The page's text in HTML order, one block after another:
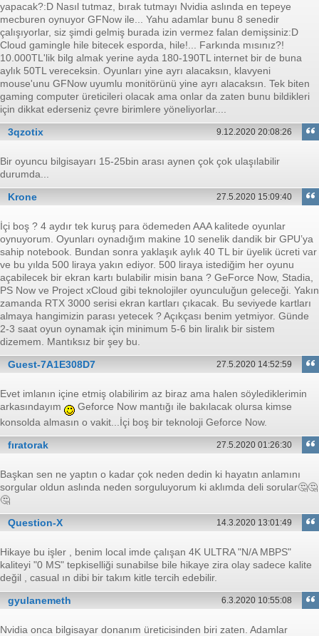
yapacak?:D Nasıl tutmaz, bırak tutmayı Nvidia aslında en tepeye
mecburen oynuyor GFNow ile... Yahu adamlar bunu 8 senedir
çalışıyorlar, siz şimdi gelmiş burada izin vermez falan demişsiniz:D
Cloud gamingle hile bitecek esporda, hile!... Farkında mısınız?!
10.000TL'lik bilg almak yerine ayda 180-190TL internet bir de buna
aylık 50TL vereceksin. Oyunları yine ayrı alacaksın, klavyeni
mouse'unu GFNow uyumlu monitörünü yine ayrı alacaksın. Tek biten
gaming computer üreticileri olacak ama onlar da zaten bunu bildikleri
için dikkat ederseniz çevre birimlere yöneliyorlar....
3qzotix
9.12.2020 20:08:26
Bir oyuncu bilgisayarı 15-25bin arası aynen çok çok ulaşılabilir
durumda...
Krone
27.5.2020 15:09:40
İçi boş ? 4 aydır tek kuruş para ödemeden AAA kalitede oyunlar
oynuyorum. Oyunları oynadığım makine 10 senelik dandik bir GPU’ya
sahip notebook. Bundan sonra yaklaşık aylık 40 TL bir üyelik ücreti var
ve bu yılda 500 liraya yakın ediyor. 500 liraya istediğim her oyunu
açabilecek bir ekran kartı bulabilir misin bana ? GeForce Now, Stadia,
PS Now ve Project xCloud gibi teknolojiler oyunculuğun geleceği. Yakın
zamanda RTX 3000 serisi ekran kartları çıkacak. Bu seviyede kartları
almaya hangimizin parası yetecek ? Açıkçası benim yetmiyor. Günde
2-3 saat oyun oynamak için minimum 5-6 bin liralık bir sistem
dizemem. Mantıksız bir şey bu.
Guest-7A1E308D7
27.5.2020 14:52:59
Evet imlanın içine etmiş olabilirim az biraz ama halen söylediklerimin
arkasındayım
Geforce Now mantığı ile bakılacak olursa kimse
konsolda almasın o vakit...İçi boş bir teknoloji Geforce Now.
fıratorak 27.5.2020 01:26:30
Başkan sen ne yaptın o kadar çok neden dedin ki hayatın anlamını
sorgular oldun aslında neden sorguluyorum ki aklımda deli sorular🤔🤔
🤔
Question-X
14.3.2020 13:01:49
Hikaye bu işler , benim local imde çalışan 4K ULTRA "N/A MBPS"
kaliteyi "0 MS" tepkiselliği sunabilse bile hikaye zira olay sadece kalite
değil , casual ın dibi bir takım kitle tercih edebilir.
gyulanemeth
6.3.2020 10:55:08
Nvidia onca bilgisayar donanım üreticisinden biri zaten. Adamlar